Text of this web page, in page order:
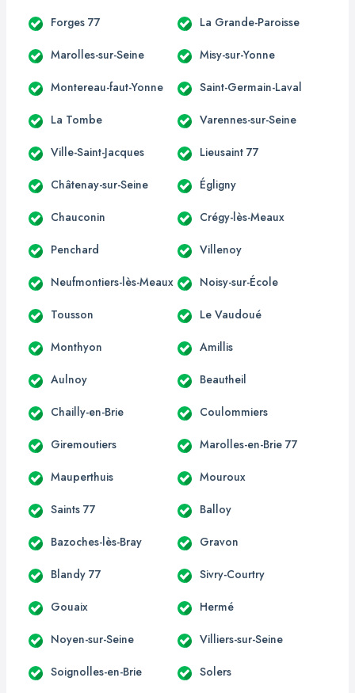
Forges 77 La Grande-Paroisse
Marolles-sur-Seine Misy-sur-Yonne
Montereau-faut-Yonne Saint-Germain-Laval
La Tombe Varennes-sur-Seine
Ville-Saint-Jacques Lieusaint 77
Châtenay-sur-Seine Égligny
Chauconin Crégy-lès-Meaux
Penchard Villenoy
Neufmontiers-lès-Meaux Noisy-sur-École
Tousson Le Vaudoué
Monthyon Amillis
Aulnoy Beautheil
Chailly-en-Brie Coulommiers
Giremoutiers Marolles-en-Brie 77
Mauperthuis Mouroux
Saints 77 Balloy
Bazoches-lès-Bray Gravon
Blandy 77 Sivry-Courtry
Gouaix Hermé
Noyen-sur-Seine Villiers-sur-Seine
Soignolles-en-Brie Solers